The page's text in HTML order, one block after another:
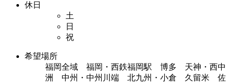
休日
土
日
祝
希望場所
福岡全域 福岡・西鉄福岡駅 博多 天神・西中
洲 中州・中州川端 北九州・小倉 久留米 佐